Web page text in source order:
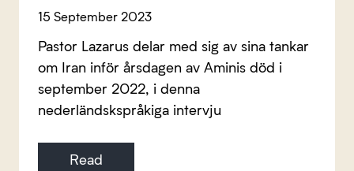
15 September 2023
Pastor Lazarus delar med sig av sina tankar
om Iran inför årsdagen av Aminis död i
september 2022, i denna
nederländskspråkiga intervju
Read